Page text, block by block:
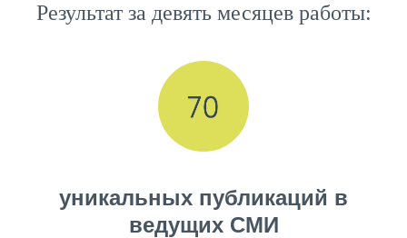
Результат за девять месяцев работы:
уникальных публикаций в
ведущих СМИ